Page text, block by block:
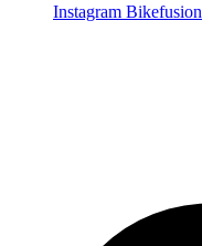
Instagram Bikefusion